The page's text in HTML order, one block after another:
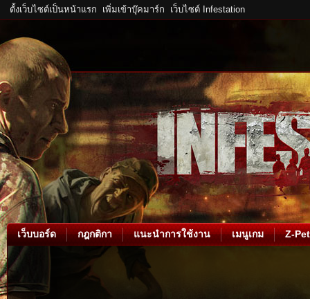
ตั้งเว็บไซต์เป็นหน้าแรก เพิ่มเข้าบุ๊คมาร์ก เว็บไซต์ Infestation
เว็บบอร์ด กฎกติกา แนะนำการใช้งาน เมนูเกม Z-Pet